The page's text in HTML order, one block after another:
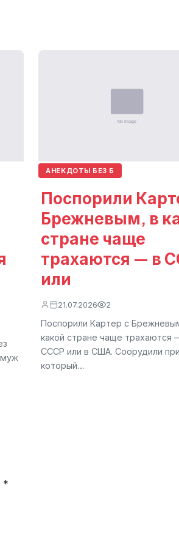
муж
АНЕКДОТЫ БЕЗ Б
Поспорили
Брежневым, в
стране чаще
трахаются — в
или
21.07.2026 2
Поспорили Картер с
какой стране чаще трахаются
СССР или в США. Соорудили
который…
*